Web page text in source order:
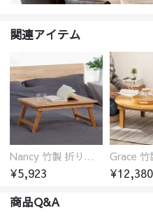
関連アイテム
Nancy 竹製 折りたたみ式ローテーブル センターテーブル
¥5,923 ¥12,380
商品Q&A